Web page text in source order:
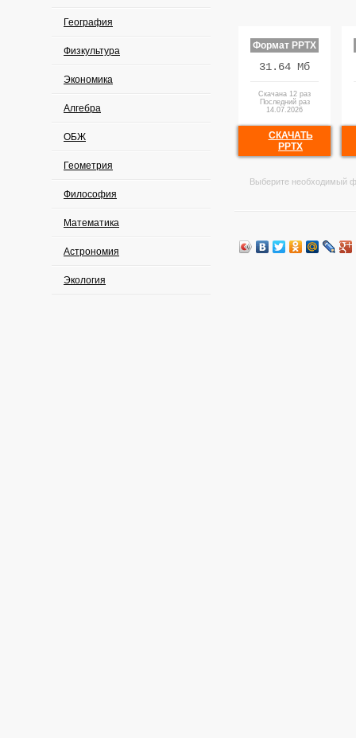
География
Физкультура
Экономика
Алгебра
ОБЖ
Геометрия
Философия
Математика
Астрономия
Экология
Формат PPTX
31.64 Мб
Скачана 12 раз
Последний раз
14.07.2026
СКАЧАТЬ
PPTX
Выберите необходимый